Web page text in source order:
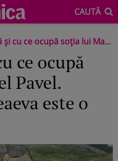
CAUTĂ
soția lui Marcel Pavel. Violeta Șmîșleaeva este o apariție rară
ce ocupă
Pavel.
este o